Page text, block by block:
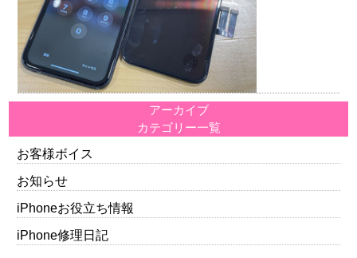
アーカイブ
カテゴリー一覧
お客様ボイス
お知らせ
iPhoneお役立ち情報
iPhone修理日記